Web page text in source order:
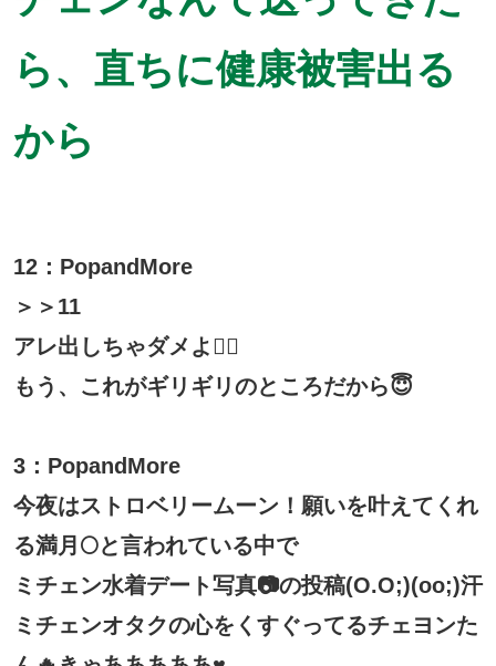
ら、直ちに健康被害出る
から
12：PopandMore
＞＞11
アレ出しちゃダメよ🙅‍♀️
もう、これがギリギリのところだから😇
3：PopandMore
今夜はストロベリームーン！願いを叶えてくれ
る満月🌕と言われている中で
ミチェン水着デート写真📷の投稿(O.O;)(oo;)汗
ミチェンオタクの心をくすぐってるチェヨンた